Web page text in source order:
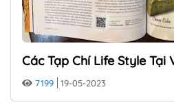
Các Tạp Chí Life Style Tại
7199 19-05-2023